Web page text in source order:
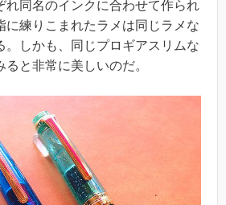
れ同名のインクに合わせて作られ
に練りこまれたラメは同じラメな
。しかも、同じプロギアスリムな
と非常に美しいのだ。